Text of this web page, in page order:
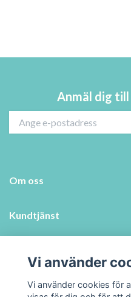
Anmäl dig
Om oss
Kundtjänst
Sociala medier
Vi använder
Vi använder cookies för